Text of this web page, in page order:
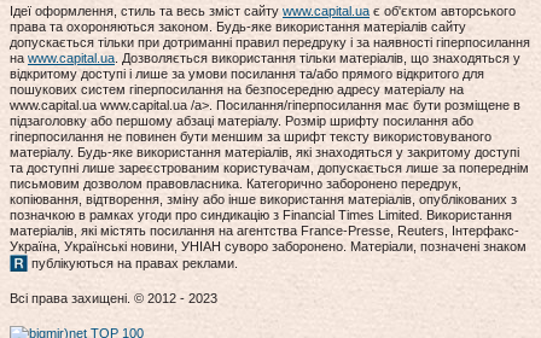
Ідеї оформлення, стиль та весь зміст сайту www.capital.ua є об'єктом авторського
права та охороняються законом. Будь-яке використання матеріалів сайту
допускається тільки при дотриманні правил передруку і за наявності гіперпосилання
на www.capital.ua. Дозволяється використання тільки матеріалів, що знаходяться у
відкритому доступі і лише за умови посилання та/або прямого відкритого для
пошукових систем гіперпосилання на безпосередню адресу матеріалу на
www.capital.ua www.capital.ua /a>. Посилання/гіперпосилання має бути розміщене в
підзаголовку або першому абзаці матеріалу. Розмір шрифту посилання або
гіперпосилання не повинен бути меншим за шрифт тексту використовуваного
матеріалу. Будь-яке використання матеріалів, які знаходяться у закритому доступі
та доступні лише зареєстрованим користувачам, допускається лише за попереднім
письмовим дозволом правовласника. Категорично заборонено передрук,
копіювання, відтворення, зміну або інше використання матеріалів, опублікованих з
позначкою в рамках угоди про синдикацію з Financial Times Limited. Використання
матеріалів, які містять посилання на агентства France-Presse, Reuters, Інтерфакс-
Україна, Українські новини, УНІАН суворо заборонено. Матеріали, позначені знаком
публікуються на правах реклами.
Всі права захищені. © 2012 - 2023